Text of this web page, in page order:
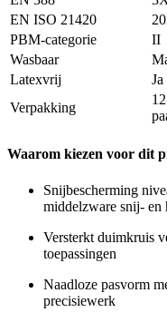
EN ISO 21420
PBM-categorie
II
Wasbaar
Latexvrij
Ja
Verpakking
Waarom kiezen voor dit
Snijbescherming
middelzware snij- en
Versterkt duimkruis
toepassingen
Naadloze pasvorm
precisiewerk